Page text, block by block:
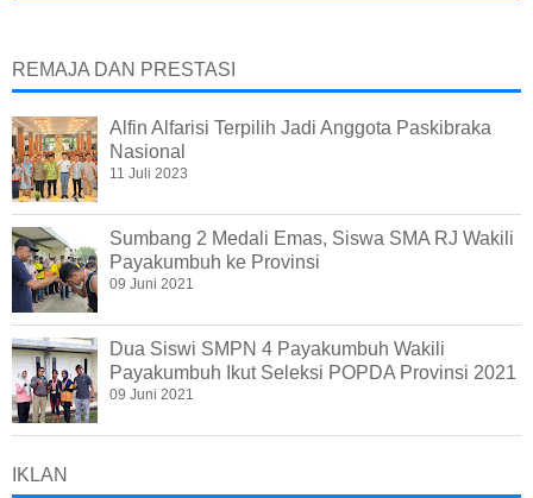
REMAJA DAN PRESTASI
Alfin Alfarisi Terpilih Jadi Anggota Paskibraka
Nasional
11 Juli 2023
Sumbang 2 Medali Emas, Siswa SMA RJ Wakili
Payakumbuh ke Provinsi
09 Juni 2021
Dua Siswi SMPN 4 Payakumbuh Wakili
Payakumbuh Ikut Seleksi POPDA Provinsi 2021
09 Juni 2021
IKLAN